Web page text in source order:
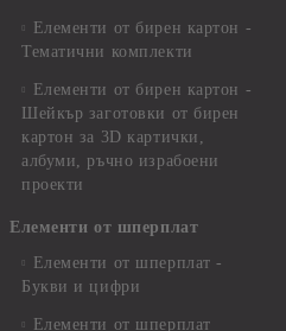
Елементи от бирен картон -
Тематични комплекти
Елементи от бирен картон -
Шейкър заготовки от бирен
картон за 3D картички,
албуми, ръчно израбоени
проекти
Елементи от шперплат
Елементи от шперплат -
Букви и цифри
Елементи от шперплат